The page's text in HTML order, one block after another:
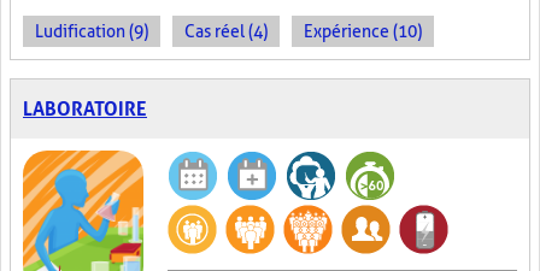
Ludification (9) Cas réel (4) Expérience (10)
LABORATOIRE